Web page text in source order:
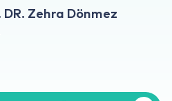
DR. Zehra Dönmez